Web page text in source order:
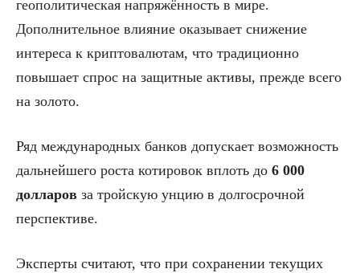
геополитическая напряжённость в мире.
Дополнительное влияние оказывает снижение
интереса к криптовалютам, что традиционно
повышает спрос на защитные активы, прежде всего
на золото.
Ряд международных банков допускает возможность
дальнейшего роста котировок вплоть до 6 000
долларов за тройскую унцию в долгосрочной
перспективе.
Эксперты считают, что при сохранении текущих